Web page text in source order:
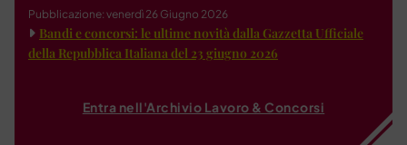
Pubblicazione: venerdì 26 Giugno 2026
Bandi e concorsi: le ultime novità dalla Gazzetta Ufficiale
della Repubblica Italiana del 23 giugno 2026
Entra nell'Archivio Lavoro & Concorsi